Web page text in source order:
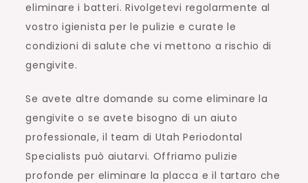
eliminare i batteri. Rivolgetevi regolarmente al
vostro igienista per le pulizie e curate le
condizioni di salute che vi mettono a rischio di
gengivite.
Se avete altre domande su come eliminare la
gengivite o se avete bisogno di un aiuto
professionale, il team di Utah Periodontal
Specialists può aiutarvi. Offriamo pulizie
profonde per eliminare la placca e il tartaro che